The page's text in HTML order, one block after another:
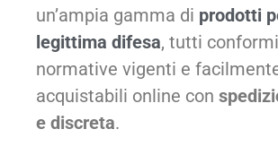
un’ampia gamma di prodotti
legittima difesa, tutti
normative vigenti e
acquistabili online con
e discreta.